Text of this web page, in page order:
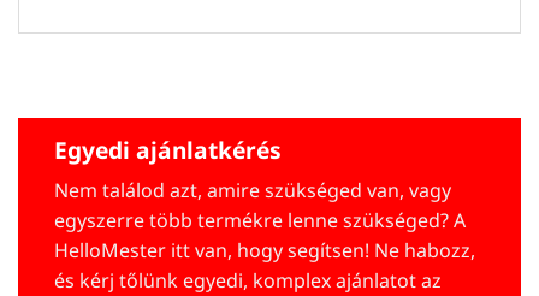
Egyedi ajánlatkérés
Nem találod azt, amire szükséged van, vagy
egyszerre több termékre lenne szükséged? A
HelloMester itt van, hogy segítsen! Ne habozz,
és kérj tőlünk egyedi, komplex ajánlatot az